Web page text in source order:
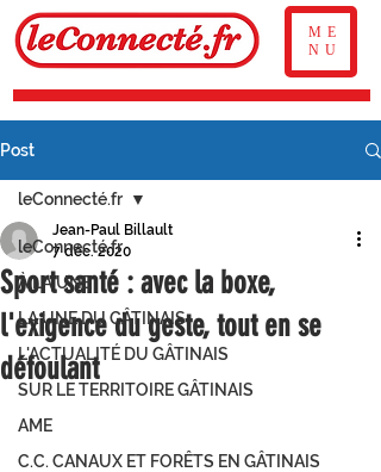
ME
NU
Post
leConnecté.fr
À LA UNE
LA UNE DU GÂTINAIS
L'ACTUALITÉ DU GÂTINAIS
SUR LE TERRITOIRE GÂTINAIS
AME
C.C. CANAUX ET FORÊTS EN GÂTINAIS
leConnecté.fr
Sport santé : avec la boxe,
l'exigence du geste, tout en se
défoulant
Jean-Paul Billault
7 déc. 2020